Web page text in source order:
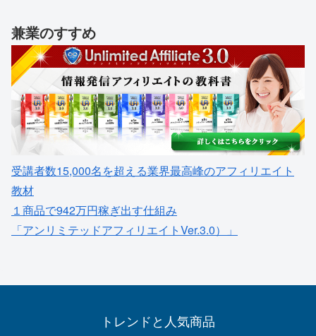
兼業のすすめ
受講者数15,000名を超える業界最高峰のアフィリエイト
教材
１商品で942万円稼ぎ出す仕組み
「アンリミテッドアフィリエイトVer.3.0）」
トレンドと人気商品